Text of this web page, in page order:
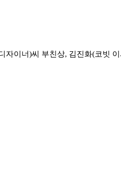
이너)씨 부친상, 김진화(코빗